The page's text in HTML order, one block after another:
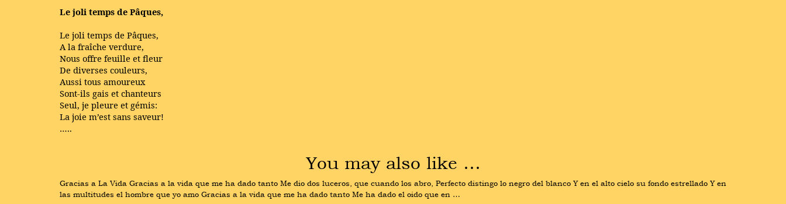
Le joli temps de Pâques,
Le joli temps de Pâques,
A la fraîche verdure,
Nous offre feuille et fleur
De diverses couleurs,
Aussi tous amoureux
Sont-ils gais et chanteurs
Seul, je pleure et gémis:
La joie m’est sans saveur!
…..
You may also like …
Gracias a La Vida Gracias a la vida que me ha dado tanto Me dio dos luceros, que cuando los abro, Perfecto distingo lo negro del blanco Y en el alto cielo su fondo estrellado Y en
las multitudes el hombre que yo amo Gracias a la vida que me ha dado tanto Me ha dado el oido que en …